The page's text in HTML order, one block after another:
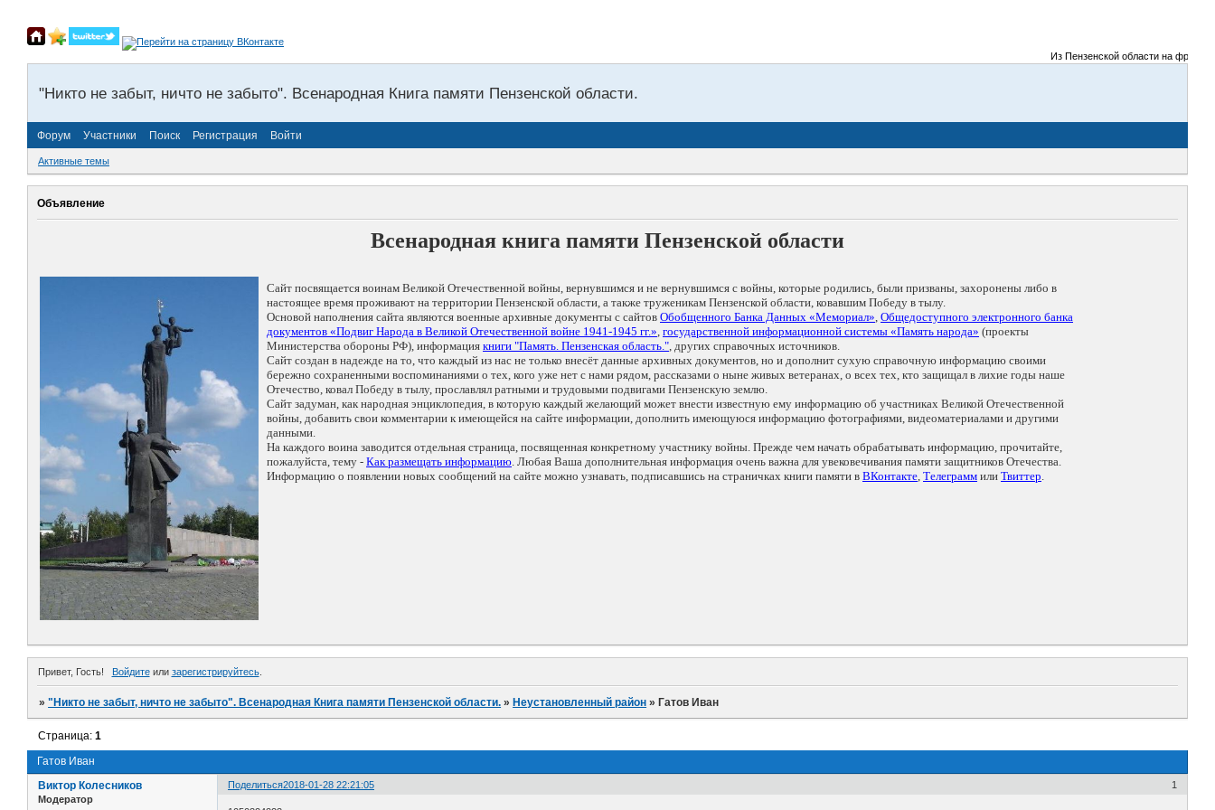
Из Пензенской области на фронты
"Никто не забыт, ничто не забыто". Всенародная Книга памяти Пензенской области.
Форум Участники Поиск Регистрация Войти
Активные темы
Объявление
Всенародная книга памяти Пензенской области
Сайт посвящается воинам Великой Отечественной войны, вернувшимся и не вернувшимся с войны, которые родились, были призваны, захоронены либо в
настоящее время проживают на территории Пензенской области, а также труженикам Пензенской области, ковавшим Победу в тылу.
Основой наполнения сайта являются военные архивные документы с сайтов Обобщенного Банка Данных «Мемориал», Общедоступного электронного банка
документов «Подвиг Народа в Великой Отечественной войне 1941-1945 гг.», государственной информационной системы «Память народа» (проекты
Министерства обороны РФ), информация книги "Память. Пензенская область.", других справочных источников.
Сайт создан в надежде на то, что каждый из нас не только внесёт данные архивных документов, но и дополнит сухую справочную информацию своими
бережно сохраненными воспоминаниями о тех, кого уже нет с нами рядом, рассказами о ныне живых ветеранах, о всех тех, кто защищал в лихие годы наше
Отечество, ковал Победу в тылу, прославлял ратными и трудовыми подвигами Пензенскую землю.
Сайт задуман, как народная энциклопедия, в которую каждый желающий может внести известную ему информацию об участниках Великой Отечественной
войны, добавить свои комментарии к имеющейся на сайте информации, дополнить имеющуюся информацию фотографиями, видеоматериалами и другими
данными.
На каждого воина заводится отдельная страница, посвященная конкретному участнику войны. Прежде чем начать обрабатывать информацию, прочитайте,
пожалуйста, тему - Как размещать информацию. Любая Ваша дополнительная информация очень важна для увековечивания памяти защитников Отечества.
Информацию о появлении новых сообщений на сайте можно узнавать, подписавшись на страничках книги памяти в ВКонтакте, Телеграмм или Твиттер.
Привет, Гость! Войдитеили зарегистрируйтесь.
»"Никто не забыт, ничто не забыто". Всенародная Книга памяти Пензенской области. » Неустановленный район » Гатов Иван
Гатов Иван
Страница:1
Поделиться 1
2018-01-28 22:21:05
Виктор Колесников
Модератор